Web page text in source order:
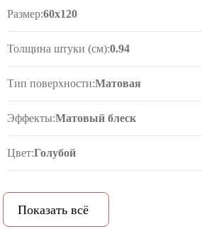
Размер:60x120
Толщина штуки (см):0.94
Тип поверхности:Матовая
Эффекты:Матовый блеск
Цвет:Голубой
PEI (степень истираемости):
Показать всё